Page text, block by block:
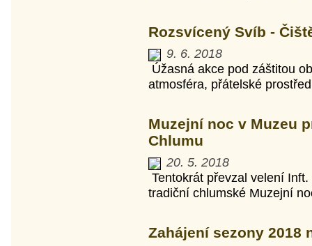
Rozsvícený Svíb -
9. 6. 2018
Úžasná akce pod záštitou
atmosféra, přátelské
Muzejní noc v Muzeu
Chlumu
20. 5. 2018
Tentokrát převzal velení
tradiční chlumské Muzejní
Zahájení sezony 2018